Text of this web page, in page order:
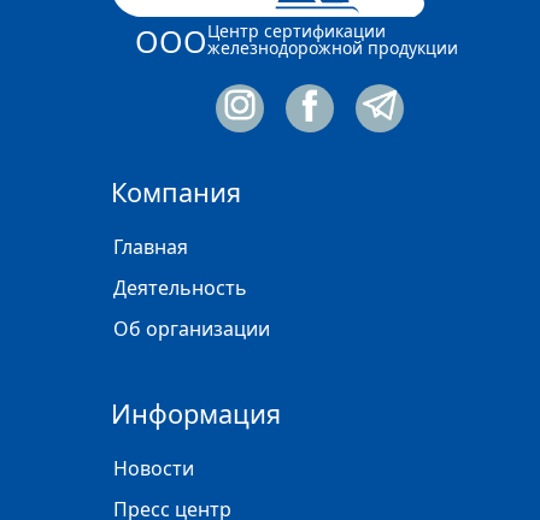
ОООЦентр сертификации
железнодорожной продукции
Компания
Главная
Деятельность
Об организации
Информация
Новости
Пресс центр